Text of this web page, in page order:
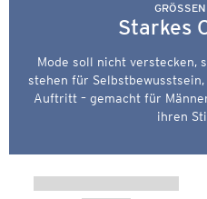
GRÖSSEN
Starkes
Mode soll nicht verstecken,
stehen für
Auftritt – gemacht für
ihren